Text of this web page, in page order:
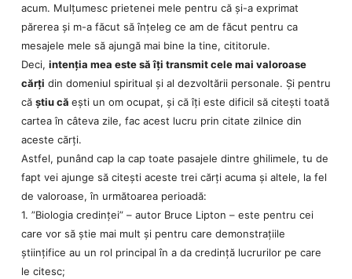
acum. Mulțumesc prietenei mele pentru că și-a exprimat
părerea și m-a făcut să înțeleg ce am de făcut pentru ca
mesajele mele să ajungă mai bine la tine, cititorule.
Deci, intenția mea este să îți transmit cele mai valoroase
cărți din domeniul spiritual și al dezvoltării personale. Și pentru
că știu că ești un om ocupat, și că îți este dificil să citești toată
cartea în câteva zile, fac acest lucru prin citate zilnice din
aceste cărți.
Astfel, punând cap la cap toate pasajele dintre ghilimele, tu de
fapt vei ajunge să citești aceste trei cărți acuma și altele, la fel
de valoroase, în următoarea perioadă:
1. ”Biologia credinței” – autor Bruce Lipton – este pentru cei
care vor să știe mai mult și pentru care demonstrațiile
științifice au un rol principal în a da credință lucrurilor pe care
le citesc;